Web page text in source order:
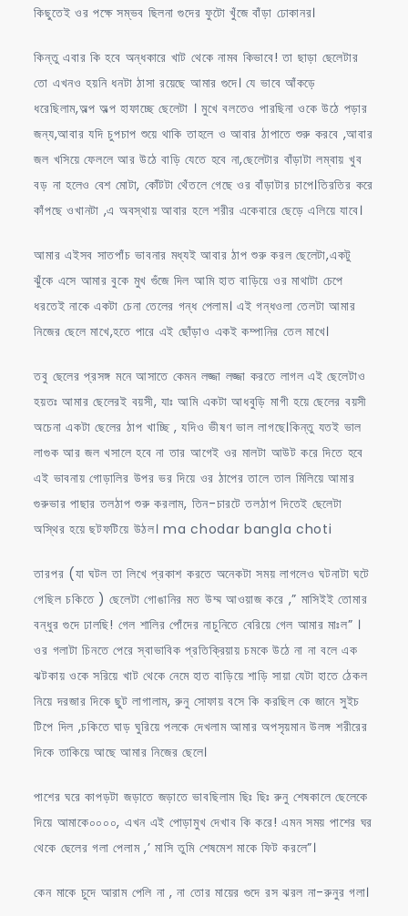
কিছুতেই ওর পক্ষে সম্ভব ছিলনা গুদের ফুটো খুঁজে বাঁড়া ঢোকানর।
কিন্তু এবার কি হবে অন্ধকারে খাট থেকে নামব কিভাবে! তা ছাড়া ছেলেটার
তো এখনও হয়নি ধনটা ঠাসা রয়েছে আমার গুদে। যে ভাবে আঁকড়ে
ধরেছিলাম,অল্প অল্প হাফাচ্ছে ছেলেটা । মুখে বলতেও পারছিনা ওকে উঠে পড়ার
জন্য,আবার যদি চুপচাপ শুয়ে থাকি তাহলে ও আবার ঠাপাতে শুরু করবে ,আবার
জল খসিয়ে ফেললে আর উঠে বাড়ি যেতে হবে না,ছেলেটার বাঁড়াটা লম্বায় খুব
বড় না হলেও বেশ মোটা, কোঁটটা থেঁতলে গেছে ওর বাঁড়াটার চাপে।তিরতির করে
কাঁপছে ওখানটা ,এ অবস্থায় আবার হলে শরীর একেবারে ছেড়ে এলিয়ে যাবে।
আমার এইসব সাতপাঁচ ভাবনার মধ্যই আবার ঠাপ শুরু করল ছেলেটা,একটু
ঝুঁকে এসে আমার বুকে মুখ গুঁজে দিল আমি হাত বাড়িয়ে ওর মাথাটা চেপে
ধরতেই নাকে একটা চেনা তেলের গন্ধ পেলাম। এই গন্ধওলা তেলটা আমার
নিজের ছেলে মাখে,হতে পারে এই ছোঁড়াও একই কম্পানির তেল মাখে।
তবু ছেলের প্রসঙ্গ মনে আসাতে কেমন লজ্জা লজ্জা করতে লাগল এই ছেলেটাও
হয়তঃ আমার ছেলেরই বয়সী, যাঃ আমি একটা আধবুড়ি মাগী হয়ে ছেলের বয়সী
অচেনা একটা ছেলের ঠাপ খাচ্ছি , যদিও ভীষণ ভাল লাগছে।কিন্তু যতই ভাল
লাগুক আর জল খসালে হবে না তার আগেই ওর মালটা আউট করে দিতে হবে
এই ভাবনায় গোড়ালির উপর ভর দিয়ে ওর ঠাপের তালে তাল মিলিয়ে আমার
গুরুভার পাছার তলঠাপ শুরু করলাম, তিন-চারটে তলঠাপ দিতেই ছেলেটা
অস্থির হয়ে ছটফটিয়ে উঠল। ma chodar bangla choti
তারপর (যা ঘটল তা লিখে প্রকাশ করতে অনেকটা সময় লাগলেও ঘটনাটা ঘটে
গেছিল চকিতে ) ছেলেটা গোঙানির মত উম্ম আওয়াজ করে ,” মাসিইই তোমার
বন্ধুর গুদে ঢালছি! গেল শালির পোঁদের নাচুনিতে বেরিয়ে গেল আমার মাঃল” ।
ওর গলাটা চিনতে পেরে স্বাভাবিক প্রতিক্রিয়ায় চমকে উঠে না না বলে এক
ঝটকায় ওকে সরিয়ে খাট থেকে নেমে হাত বাড়িয়ে শাড়ি সায়া যেটা হাতে ঠেকল
নিয়ে দরজার দিকে ছুট লাগালাম, রুনু সোফায় বসে কি করছিল কে জানে সুইচ
টিপে দিল ,চকিতে ঘাড় ঘুরিয়ে পলকে দেখলাম আমার অপসৃয়মান উলঙ্গ শরীরের
দিকে তাকিয়ে আছে আমার নিজের ছেলে।
পাশের ঘরে কাপড়টা জড়াতে জড়াতে ভাবছিলাম ছিঃ ছিঃ রুনু শেষকালে ছেলেকে
দিয়ে আমাকে০০০০, এখন এই পোড়ামুখ দেখাব কি করে! এমন সময় পাশের ঘর
থেকে ছেলের গলা পেলাম ,’ মাসি তুমি শেষমেশ মাকে ফিট করলে”।
কেন মাকে চুদে আরাম পেলি না , না তোর মায়ের গুদে রস ঝরল না-রুনুর গলা।